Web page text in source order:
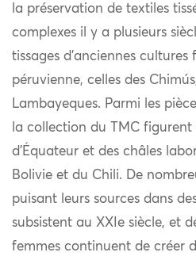
la préservation de textiles
complexes il y a plusieurs
tissages d’anciennes
péruvienne, celles des
Lambayeques. Parmi les
la collection du TMC
d’Équateur et des châles
Bolivie et du Chili. De
puisant leurs sources dans
subsistent au XXIe siècle, et
femmes continuent de créer